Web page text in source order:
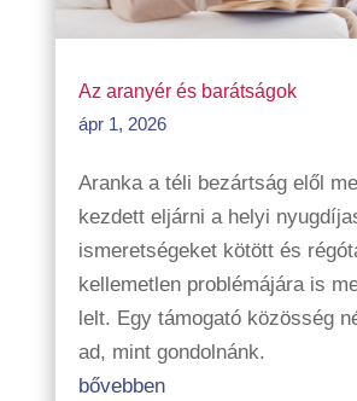
Az aranyér és barátságok
ápr 1, 2026
Aranka a téli bezártság elől
kezdett eljárni a helyi
ismeretségeket kötött és
kellemetlen problémájára is
lelt. Egy támogató közösség
ad, mint gondolnánk.
bővebben